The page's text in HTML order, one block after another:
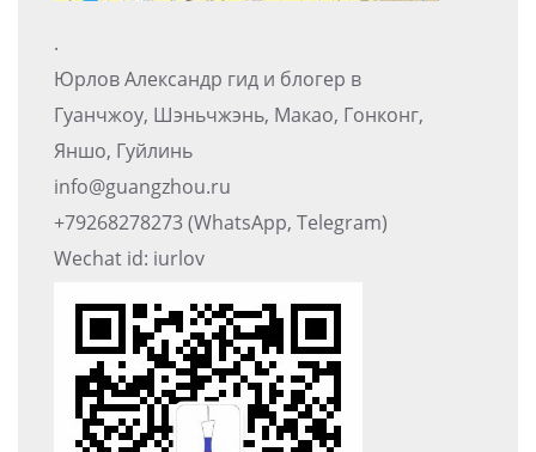
.
Юрлов Александр гид и блогер в
Гуанчжоу, Шэньчжэнь, Макао, Гонконг,
Яншо, Гуйлинь
info@guangzhou.ru
+79268278273 (WhatsApp, Telegram)
Wechat id: iurlov